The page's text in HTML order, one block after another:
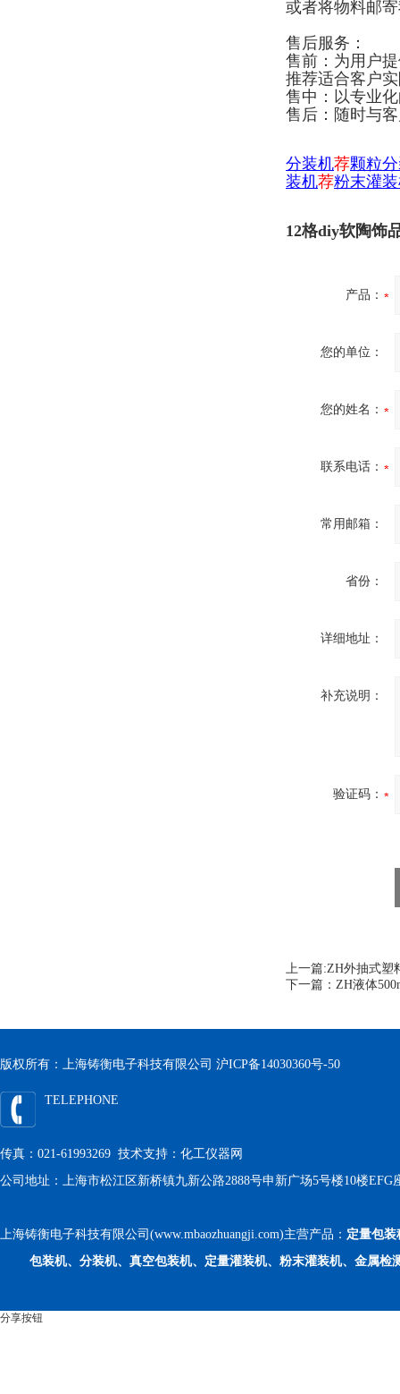
或者将物料邮
售后服务：
售前：为用户
推荐适合客户
售中：以专业
售后：随时与
分装机荐颗粒
装机荐粉末灌
12格diy软陶饰
产品：
您的单位：
您的姓名：
联系电话：
常用邮箱：
省份：
详细地址：
补充说明：
验证码：
上一篇:ZH外抽式塑
下一篇： ZH液体
版权所有：上海铸衡电子科技有限公司 沪ICP备14030360号-50
TELEPHONE
传真：021-61993269 技术支持： 化工仪器网
公司地址：上海市松江区新桥镇九新公路2888号申新广场5号楼10楼EFG
上海铸衡电子科技有限公司(www.mbaozhuangji.com)主营产品： 定量包装
包装机、分装机、真空包装机、定量灌装机、粉末灌装机、金属检
分享按钮